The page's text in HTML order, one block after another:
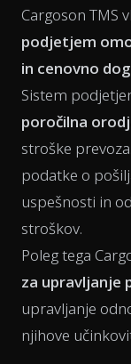
Cargoson TMS
podjetjem
in cenovno
Sistem
poročilna
stroške
podatke o
uspešnosti in
stroškov.
Poleg tega
za upravljanje
upravljanje
njihove